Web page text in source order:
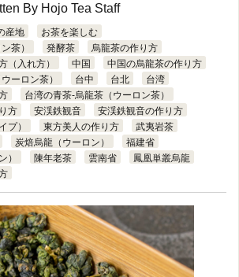
By Hojo Tea Staff
産地
お茶を楽しむ
茶）
発酵茶
烏龍茶の作り方
（入れ方）
中国
中国の烏龍茶の作り方
ーロン茶）
台中 台北
台湾
台湾の青茶-烏龍茶（ウーロン茶）
方
安渓鉄観音
安渓鉄観音の作り方
プ）
東方美人の作り方
武夷岩茶
炭焙烏龍（ウーロン）
福建省
）
陳年老茶 雲南省
鳳凰単叢烏龍